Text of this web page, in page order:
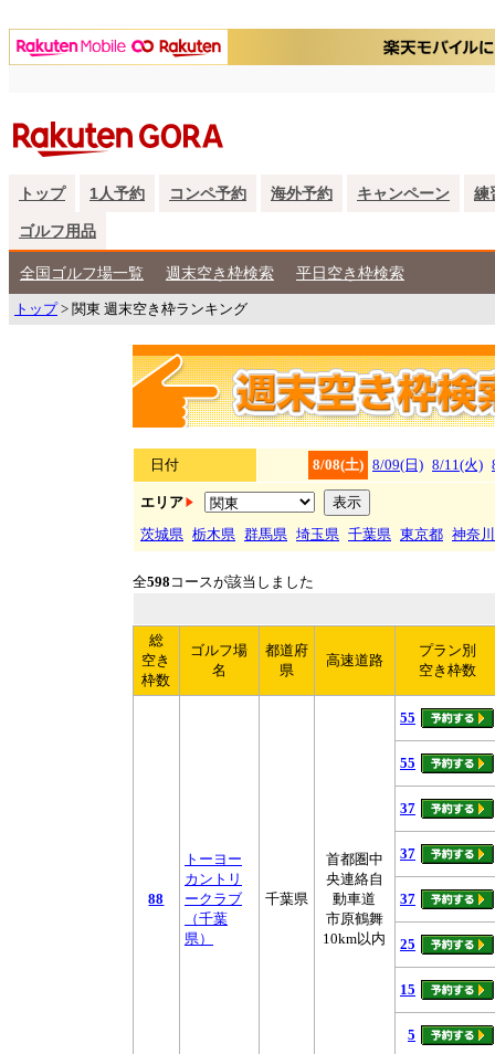
トップ 1人予約 コンペ予約 海外予約 キャンペーン 練
ゴルフ用品
全国ゴルフ場一覧 週末空き枠検索 平日空き枠検索
トップ> 関東 週末空き枠ランキング
日付 8/08(土) 8/09(日) 8/11(火)
エリア
茨城県 栃木県 群馬県 埼玉県 千葉県 東京都 神奈
全598 コースが該当しました
総
空き
枠数
ゴルフ場
名
都道府
県
高速道路
プラン別
空き枠数
88
トーヨー
カントリ
ークラブ
（千葉
県）
千葉県
首都圏中
央連絡自
動車道
市原鶴舞
10km以内
55
55
37
37
37
25
15
5